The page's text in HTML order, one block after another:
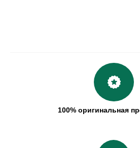
100% оригинальная